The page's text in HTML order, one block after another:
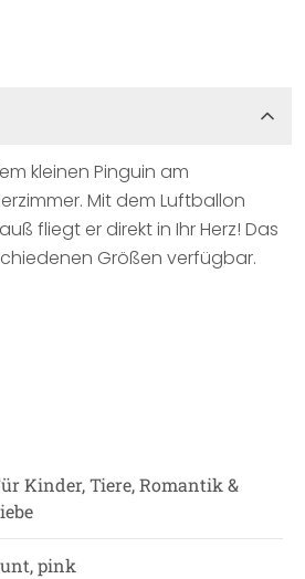
kleinen Pinguin am
Mit dem Luftballon
fliegt er direkt in Ihr Herz! Das
Größen verfügbar.
Kinder, Tiere, Romantik &
pink